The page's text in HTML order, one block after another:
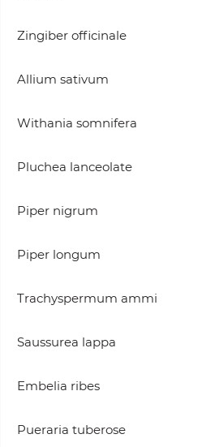
Zingiber officinale
Allium sativum
Withania somnifera
Pluchea lanceolate
Piper nigrum
Piper longum
Trachyspermum ammi
Saussurea lappa
Embelia ribes
Pueraria tuberose